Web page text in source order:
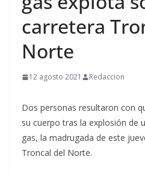
carretera
Norte
12 agosto 2021 Redaccion
Dos personas resultaron con
su cuerpo tras la explosión de
gas, la madrugada de este
Troncal del Norte.